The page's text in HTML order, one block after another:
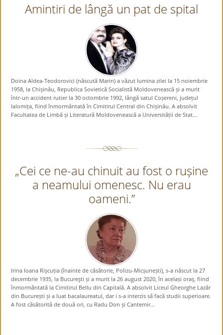
Amintiri de lângă un pat de spital
Doina Aldea-Teodorovici (născută Marin) a văzut lumina zilei la 15 noiembrie
1958, la Chișinău, Republica Sovietică Socialistă Moldovenească și a murit
într-un accident rutier la 30 octombrie 1992, lângă satul Coșereni, județul
Ialomița, fiind înmormântată în Cimitirul Central din Chișinău. A absolvit
Facultatea de Limbă și Literatură Moldovenească a Universității de Stat...
„Cei ce ne-au chinuit au fost o rușine
a neamului omenesc. Nu erau
oameni.”
Irina Ioana Rișcuția (înainte de căsătorie, Polizu-Micșunești), s-a născut la 27
decembrie 1935, la Bucureşti și a murit la 26 august 2020, în același oraș, fiind
înmormântată la Cimitirul Bellu din Capitală. A absolvit Liceul Gheorghe Lazăr
din București și a luat bacalaureatul, dar i s-a interzis să facă studii superioare.
A fost căsătorită de două ori, cu Radu Don și Cantemir...